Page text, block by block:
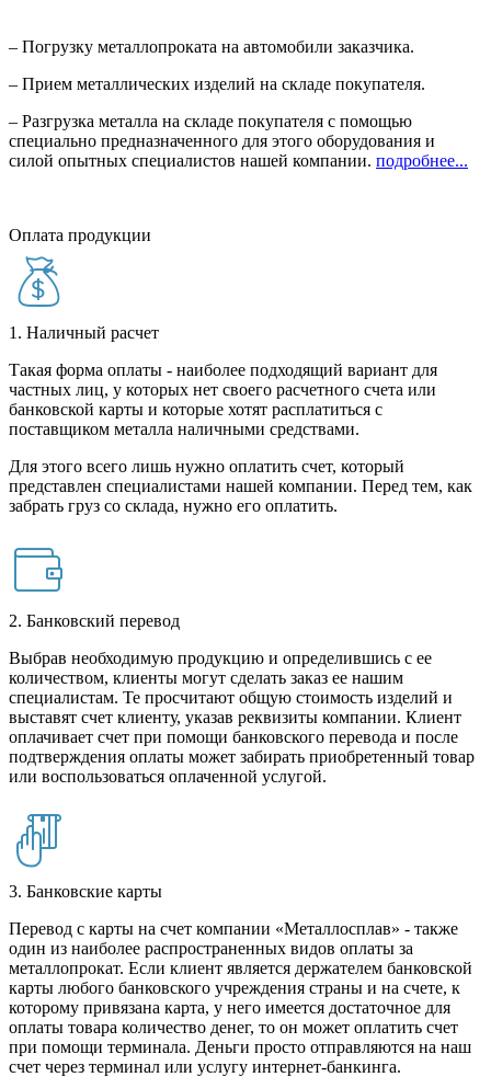
– Погрузку металлопроката на автомобили заказчика.
– Прием металлических изделий на складе покупателя.
– Разгрузка металла на складе покупателя с помощью
специально предназначенного для этого оборудования и
силой опытных специалистов нашей компании. подробнее...
Оплата продукции
1. Наличный расчет
Такая форма оплаты - наиболее подходящий вариант для
частных лиц, у которых нет своего расчетного счета или
банковской карты и которые хотят расплатиться с
поставщиком металла наличными средствами.
Для этого всего лишь нужно оплатить счет, который
представлен специалистами нашей компании. Перед тем, как
забрать груз со склада, нужно его оплатить.
2. Банковский перевод
Выбрав необходимую продукцию и определившись с ее
количеством, клиенты могут сделать заказ ее нашим
специалистам. Те просчитают общую стоимость изделий и
выставят счет клиенту, указав реквизиты компании. Клиент
оплачивает счет при помощи банковского перевода и после
подтверждения оплаты может забирать приобретенный товар
или воспользоваться оплаченной услугой.
3. Банковские карты
Перевод с карты на счет компании «Металлосплав» - также
один из наиболее распространенных видов оплаты за
металлопрокат. Если клиент является держателем банковской
карты любого банковского учреждения страны и на счете, к
которому привязана карта, у него имеется достаточное для
оплаты товара количество денег, то он может оплатить счет
при помощи терминала. Деньги просто отправляются на наш
счет через терминал или услугу интернет-банкинга.